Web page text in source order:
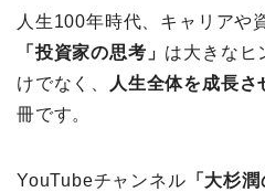
人生100年時代、キャリアや
「投資家の思考」 は大きなヒ
けでなく、
人生全体を成長さ
冊です。
YouTubeチャンネル 「大杉